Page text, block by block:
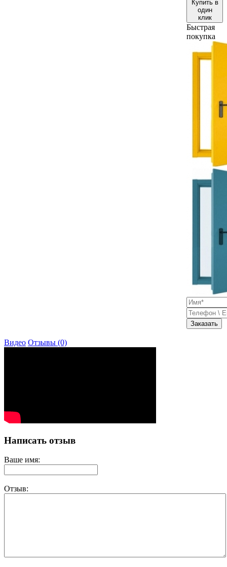
Купить в
один
клик
Быстрая
покупка
Заказать
Видео Отзывы (0)
Написать отзыв
Ваше имя:
Отзыв: